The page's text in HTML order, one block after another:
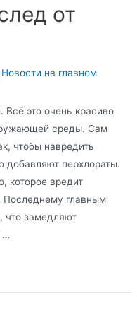
от
Новости на главном
Всё это очень красиво
среды. Сам
чтобы навредить
добавляют перхлораты.
которое вредит
Последнему главным
что замедляют
…